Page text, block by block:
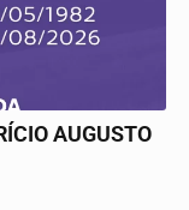
AUGUSTO